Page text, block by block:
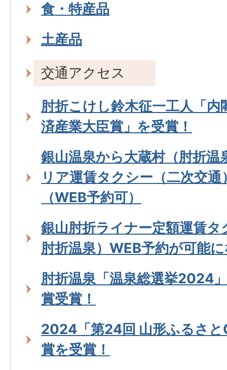
食・特産品
土産品
交通アクセス
肘折こけし鈴木征一工人「内
済産業大臣賞」を受賞！
銀山温泉から大蔵村（肘折温
リア運賃タクシー（二次交
（WEB予約可）
銀山肘折ライナー定額運賃
肘折温泉）WEB予約が可能
肘折温泉「温泉総選挙2024
賞受賞！
2024「第24回 山形ふるさと
賞を受賞！